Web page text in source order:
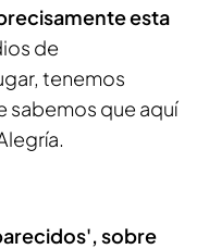
esta
de
tenemos
sabemos que aquí
sobre